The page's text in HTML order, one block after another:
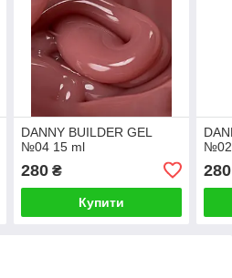
DANNY BUILDER GEL
№04 15 ml
280₴
Купити
№02
280